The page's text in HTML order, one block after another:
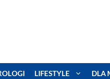
LIFESTYLE DLA